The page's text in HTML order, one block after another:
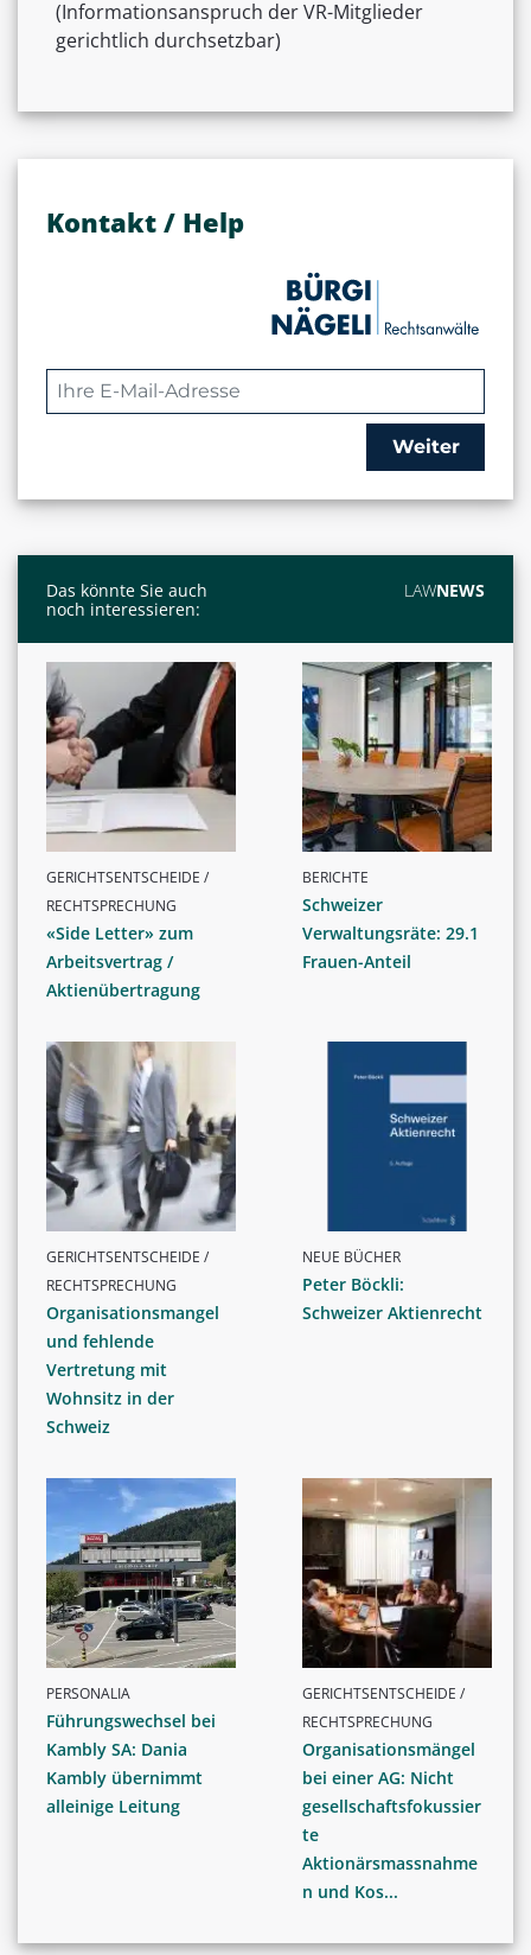
(Informationsanspruch der VR-Mitglieder
gerichtlich durchsetzbar)
Kontakt / Help
Weiter
Das könnte Sie auch
noch interessieren:
LAWNEWS
GERICHTSENTSCHEIDE /
RECHTSPRECHUNG
«Side Letter» zum
Arbeitsvertrag /
Aktienübertragung
BERICHTE
Schweizer
Verwaltungsräte: 29.1
Frauen-Anteil
GERICHTSENTSCHEIDE /
RECHTSPRECHUNG
Organisationsmangel
und fehlende
Vertretung mit
Wohnsitz in der
Schweiz
NEUE BÜCHER
Peter Böckli:
Schweizer Aktienrecht
PERSONALIA
Führungswechsel bei
Kambly SA: Dania
Kambly übernimmt
alleinige Leitung
GERICHTSENTSCHEIDE /
RECHTSPRECHUNG
Organisationsmängel
bei einer AG: Nicht
gesellschaftsfokussier
te
Aktionärsmassnahme
n und Kos...